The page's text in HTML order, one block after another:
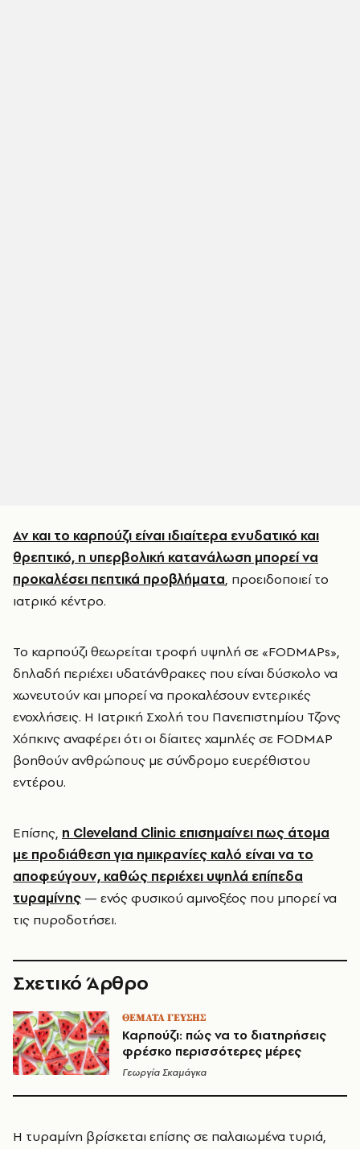
Αν και το καρπούζι είναι ιδιαίτερα ενυδατικό και
θρεπτικό, η υπερβολική κατανάλωση μπορεί να
προκαλέσει πεπτικά προβλήματα, προειδοποιεί το
ιατρικό κέντρο.
Το καρπούζι θεωρείται τροφή υψηλή σε «FODMAPs»,
δηλαδή περιέχει υδατάνθρακες που είναι δύσκολο να
χωνευτούν και μπορεί να προκαλέσουν εντερικές
ενοχλήσεις. Η Ιατρική Σχολή του Πανεπιστημίου Τζονς
Χόπκινς αναφέρει ότι οι δίαιτες χαμηλές σε FODMAP
βοηθούν ανθρώπους με σύνδρομο ευερέθιστου
εντέρου.
Επίσης, η Cleveland Clinic επισημαίνει πως άτομα
με προδιάθεση για ημικρανίες καλό είναι να το
αποφεύγουν, καθώς περιέχει υψηλά επίπεδα
τυραμίνης — ενός φυσικού αμινοξέος που μπορεί να
τις πυροδοτήσει.
Σχετικό Άρθρο
ΘΕΜΑΤΑ ΓΕΥΣΗΣ
Καρπούζι: πώς να το διατηρήσεις
φρέσκο περισσότερες μέρες
Γεωργία Σκαμάγκα
Η τυραμίνη βρίσκεται επίσης σε παλαιωμένα τυριά,